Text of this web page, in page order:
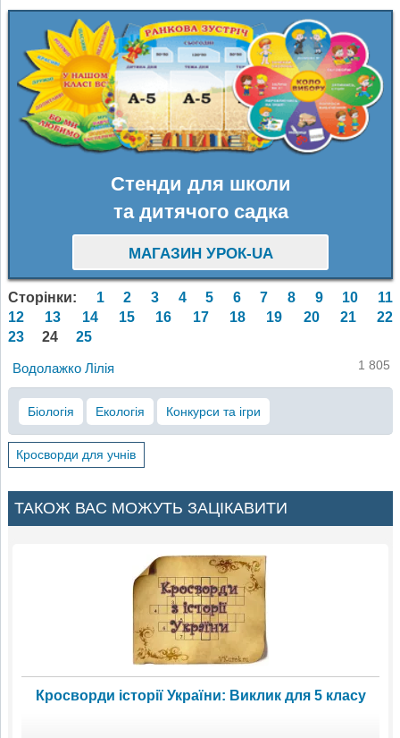
Стенди для школи
та дитячого садка
МАГАЗИН УРОК-UA
Сторінки: 1 2 3 4 5 6 7 8 9 10
11
12
13 14 15 16 17 18 19 20 21
22
23
24 25
Водолажко Лілія 1 805
Біологія Екологія Конкурси та ігри
Кросворди для учнів
ТАКОЖ ВАС МОЖУТЬ ЗАЦІКАВИТИ
Кросворди історії України: Виклик для 5 класу